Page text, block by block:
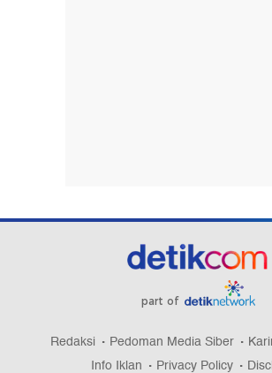
part of
Redaksi Pedoman Media Siber
Info Iklan
Privacy Policy